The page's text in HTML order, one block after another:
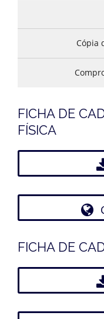
Cópia
FICHA DE
FÍSICA
FICHA DE